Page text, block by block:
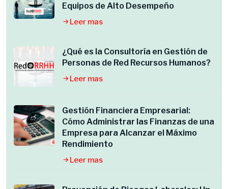
Equipos de Alto Desempeño
Leer mas
¿Qué es la Consultoría en Gestión de
Personas de Red Recursos Humanos?
Leer mas
Gestión Financiera Empresarial:
Cómo Administrar las Finanzas de una
Empresa para Alcanzar el Máximo
Rendimiento
Leer mas